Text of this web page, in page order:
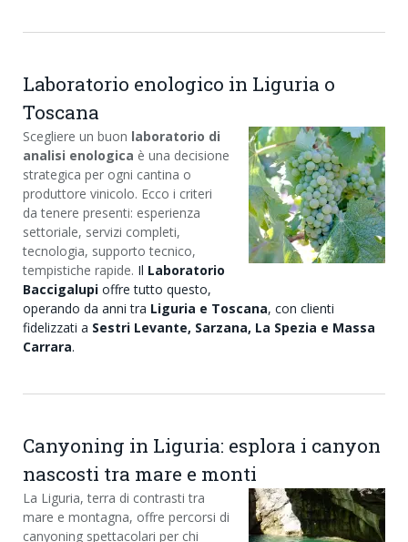
Laboratorio enologico in Liguria o
Toscana
Scegliere un buon laboratorio di
analisi enologica è una decisione
strategica per ogni cantina o
produttore vinicolo. Ecco i criteri
da tenere presenti: esperienza
settoriale, servizi completi,
tecnologia, supporto tecnico,
tempistiche rapide. Il Laboratorio
Baccigalupi offre tutto questo,
operando da anni tra Liguria e Toscana, con clienti
fidelizzati a Sestri Levante, Sarzana, La Spezia e Massa
Carrara.
Canyoning in Liguria: esplora i canyon
nascosti tra mare e monti
La Liguria, terra di contrasti tra
mare e montagna, offre percorsi di
canyoning spettacolari per chi